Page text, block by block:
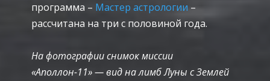
программа – Мастер астрологии–
рассчитана на три с половиной года.
На фотографии снимок миссии
«Аполлон-11» — вид на лимб Луны с Землей